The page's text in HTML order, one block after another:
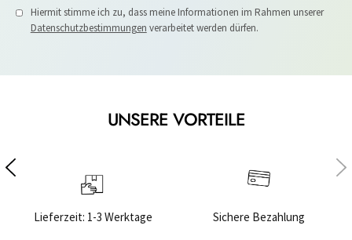
Hiermit stimme ich zu, dass meine Informationen im Rahmen unserer
Datenschutzbestimmungen verarbeitet werden dürfen.
UNSERE VORTEILE
Lieferzeit: 1-3 Werktage Sichere Bezahlung